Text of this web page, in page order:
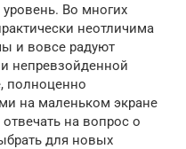
Во многих
неотличима
и вовсе радуют
непревзойденной
полноценно
на маленьком экране
на вопрос о
для новых